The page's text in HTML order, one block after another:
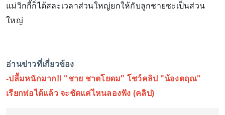
แม่วิกกี้ก็ได้สละเวลาส่วนใหญ่ยกให้กับลูกชายซะเป็นส่วน
ใหญ่
อ่านข่าวที่เกี่ยวข้อง
-ปลื้มหนักมาก!! "ชาย ชาตโยดม" โชว์คลิป "น้องตฤณ"
เรียกพ่อได้แล้ว จะชัดแค่ไหนลองฟัง (คลิป)